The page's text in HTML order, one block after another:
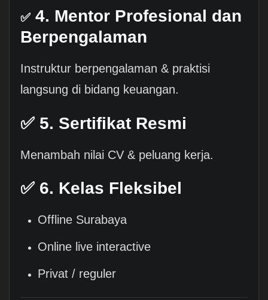
✅4. Mentor Profesional dan
Berpengalaman
Instruktur berpengalaman & praktisi
langsung di bidang keuangan.
✅ 5. Sertifikat Resmi
Menambah nilai CV & peluang kerja.
✅ 6. Kelas Fleksibel
Offline Surabaya
Online live interactive
Privat / reguler